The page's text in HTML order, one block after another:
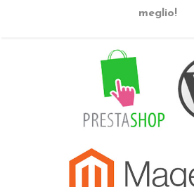
meglio!